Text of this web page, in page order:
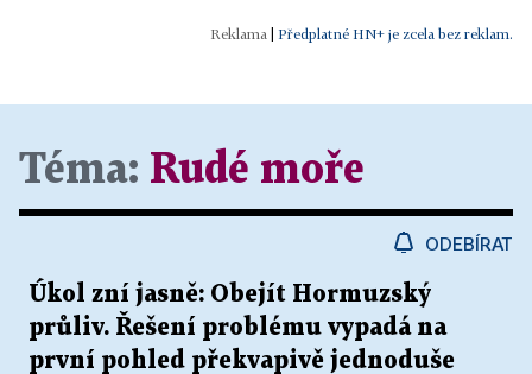
| Předplatné HN+ je zcela bez reklam.
Téma: Rudé moře
ODEBÍRAT
Úkol zní jasně: Obejít Hormuzský
průliv. Řešení problému vypadá na
první pohled překvapivě jednoduše